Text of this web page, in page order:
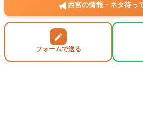
西宮の情報・ネタ待っ
フォームで送る